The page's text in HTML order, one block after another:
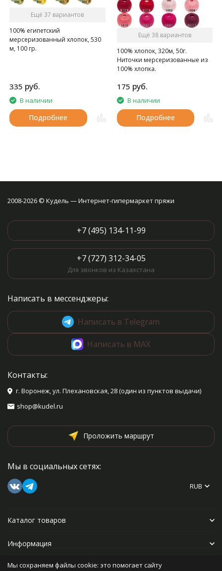
Ещё 37 вариантов
100% египетский
мерсеризованный хлопок, 530
м, 100 гр.
335 руб.
В наличии
Подробнее
Ещё 38 вариантов
100% хлопок, 320м, 50г.
Ниточки мерсеризованные из
100% хлопка.
175 руб.
В наличии
Подробнее
2008-2026 © Кудель — Интернет-гипермаркет пряжи
+7 (495) 134-11-99
+7 (727) 312-34-05
Для звонков из Казахстана
Написать в мессенджеры:
Написать в Telegram
Написать в MAX
Контакты:
г. Воронеж, ул. Плехановская, 28 (один из пунктов выдачи)
shop@kudel.ru
Проложить маршрут
Мы в социальных сетях:
RUB
Каталог товаров
Информация
Прочее
Мы сохраняем файлы cookie: это помогает сайту